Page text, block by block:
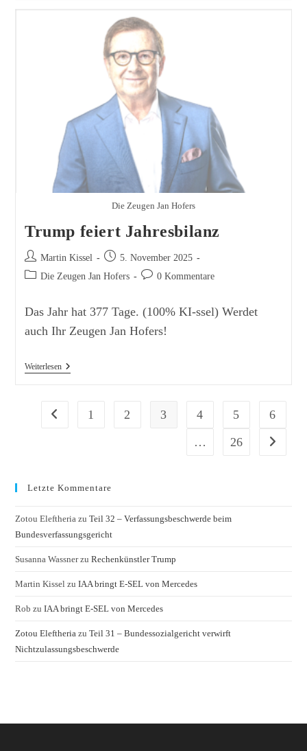
Die Zeugen Jan Hofers
Trump feiert Jahresbilanz
Beitrags-
Autor:
Martin Kissel
Beitrag
veröffentlicht:
5. November 2025
Beitrags-
Die Zeugen Jan Hofers
Beitrags-0 Kommentare
Das Jahr hat 377 Tage. (100% KI-ssel) Werdet
auch Ihr Zeugen Jan Hofers!
WeiterlesenTrump
Feiert
Zur vorherigen Seite
1 2 3 4 5
6
…
26 Zur
Letzte Kommentare
Zotou Eleftheria zuTeil 32 – Verfassungsbeschwerde beim
Bundesverfassungsgericht
Susanna WassnerzuRechenkünstler Trump
Martin Kissel zuIAA bringt E-SEL von Mercedes
Rob zuIAA bringt E-SEL von Mercedes
Zotou Eleftheria zuTeil 31 – Bundessozialgericht verwirft
Nichtzulassungsbeschwerde